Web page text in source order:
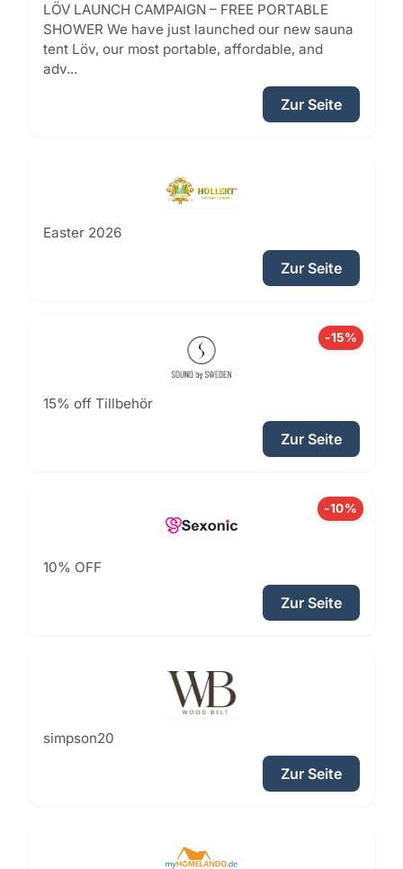
LÖV LAUNCH CAMPAIGN – FREE PORTABLE
SHOWER We have just launched our new sauna
tent Löv, our most portable, affordable, and
adv...
Zur Seite
Easter 2026
Zur Seite
-15%
15% off Tillbehör
Zur Seite
-10%
10% OFF
Zur Seite
simpson20
Zur Seite